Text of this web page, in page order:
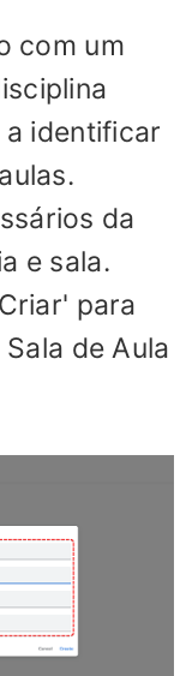
com um
identificar
da
e sala.
para
de Aula